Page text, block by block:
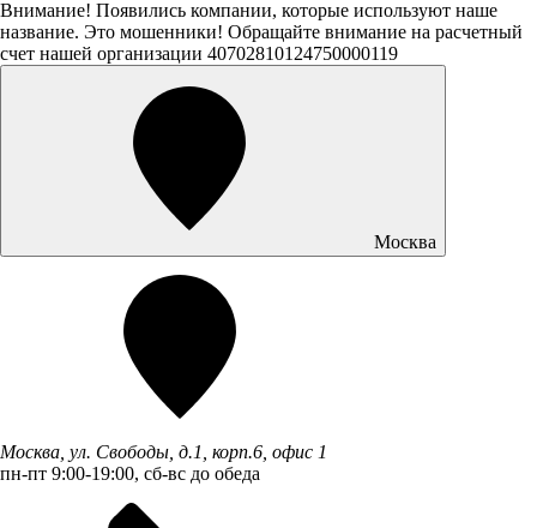
Внимание! Появились компании, которые используют наше
название. Это мошенники! Обращайте внимание на расчетный
счет нашей организации 40702810124750000119
Москва
Москва, ул. Свободы, д.1, корп.6, офис 1
пн-пт 9:00-19:00, сб-вс до обеда